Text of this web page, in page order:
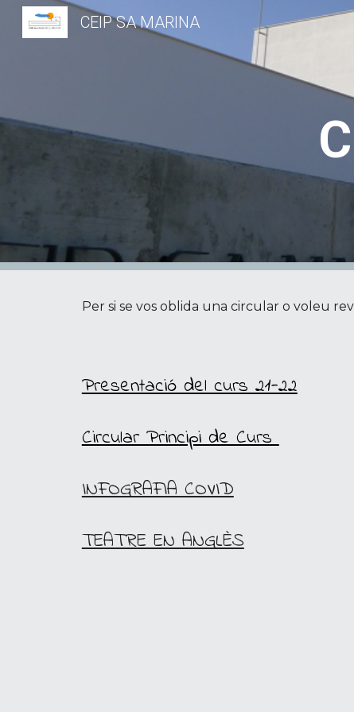
CEIP SA MARINA
Per si se vos oblida una circular o voleu
Presentació del curs 21-22
Circular Principi de Curs
INFOGRAFIA COVID
TEATRE EN ANGLÈS